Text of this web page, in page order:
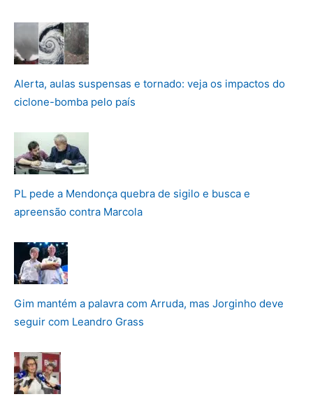
Alerta, aulas suspensas e tornado: veja os impactos do
ciclone-bomba pelo país
PL pede a Mendonça quebra de sigilo e busca e
apreensão contra Marcola
Gim mantém a palavra com Arruda, mas Jorginho deve
seguir com Leandro Grass